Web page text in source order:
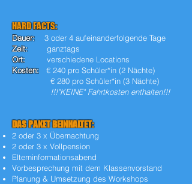
HARD FACTS:
Dauer:
3 oder 4 aufeinanderfolgende Tage
Zeit:
ganztags
Ort:
verschiedene Locations
Kosten:
€ 240 pro Schüler*in (2 Nächte)
€ 280 pro Schüler*in (3 Nächte)
!!!"KEINE" Fahrtkosten enthalten!!!
DAS PAKET BEINHALTET:
2 oder 3 x Übernachtung
2 oder 3 x Vollpension
Elterninformationsabend
Vorbesprechung mit dem Klassenvorstand
Planung & Umsetzung des Workshops